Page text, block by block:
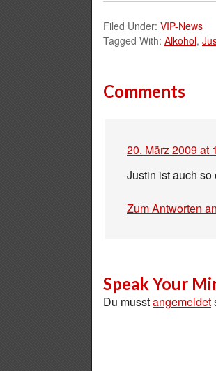
Filed Under: VIP-News
Tagged With: Alkohol,
Comments
20. März 2009 at
Justin ist auch
Zum Antworten
Speak Your
Du musstangemeldet